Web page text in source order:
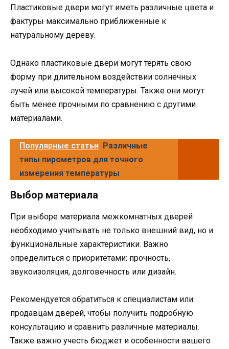
Пластиковые двери могут иметь различные цвета и
фактуры максимально приближенные к
натуральному дереву.
Однако пластиковые двери могут терять свою
форму при длительном воздействии солнечных
лучей или высокой температуры. Также они могут
быть менее прочными по сравнению с другими
материалами.
Популярные статьи Различные
типы пирометров для точного
измерения температуры
Выбор материала
При выборе материала межкомнатных дверей
необходимо учитывать не только внешний вид, но и
функциональные характеристики. Важно
определиться с приоритетами: прочность,
звукоизоляция, долговечность или дизайн.
Рекомендуется обратиться к специалистам или
продавцам дверей, чтобы получить подробную
консультацию и сравнить различные материалы.
Также важно учесть бюджет и особенности вашего